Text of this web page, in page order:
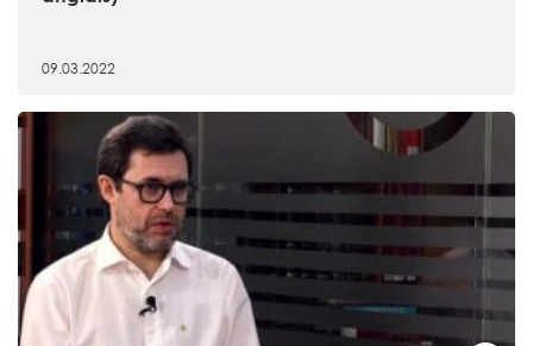
09.03.2022